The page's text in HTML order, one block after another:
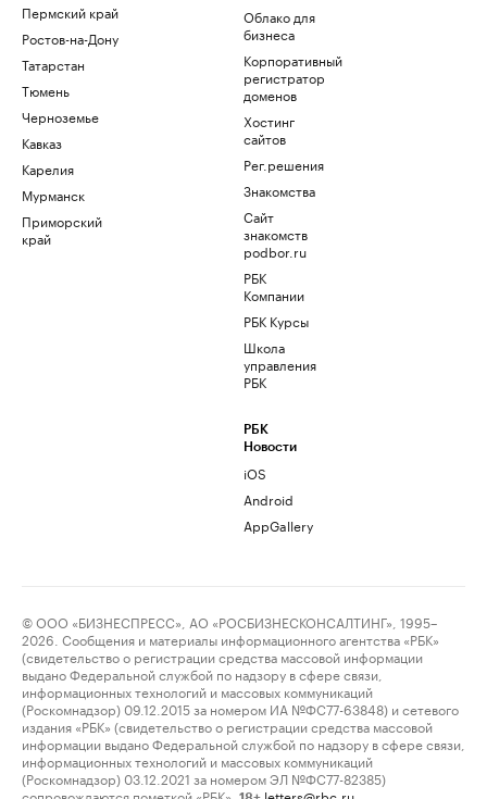
Пермский край
Ростов-на-Дону
Татарстан
Тюмень
Черноземье
Кавказ
Карелия
Мурманск
Приморский
край
Облако для
бизнеса
Корпоративный
регистратор
доменов
Хостинг
сайтов
Рег.решения
Знакомства
Сайт
знакомств
podbor.ru
РБК
Компании
РБК Курсы
Школа
управления
РБК
РБК
Новости
iOS
Android
AppGallery
© ООО «БИЗНЕСПРЕСС», АО «РОСБИЗНЕСКОНСАЛТИНГ», 1995–
2026. Сообщения и материалы информационного агентства «РБК»
(свидетельство о регистрации средства массовой информации
выдано Федеральной службой по надзору в сфере связи,
информационных технологий и массовых коммуникаций
(Роскомнадзор) 09.12.2015 за номером ИА №ФС77-63848) и сетевого
издания «РБК» (свидетельство о регистрации средства массовой
информации выдано Федеральной службой по надзору в сфере связи,
информационных технологий и массовых коммуникаций
(Роскомнадзор) 03.12.2021 за номером ЭЛ №ФС77-82385)